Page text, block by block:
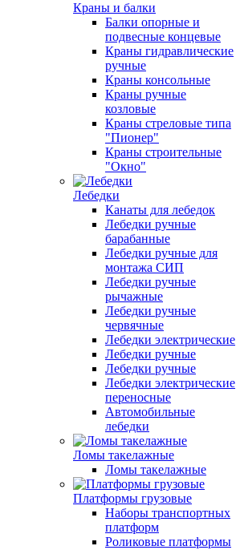
Краны и балки
Балки опорные и
подвесные концевые
Краны гидравлические
ручные
Краны консольные
Краны ручные
козловые
Краны стреловые типа
"Пионер"
Краны строительные
"Окно"
Лебедки
Канаты для лебедок
Лебедки ручные
барабанные
Лебедки ручные для
монтажа СИП
Лебедки ручные
рычажные
Лебедки ручные
червячные
Лебедки электрические
Лебедки ручные
Лебедки ручные
Лебедки электрические
переносные
Автомобильные
лебедки
Ломы такелажные
Ломы такелажные
Платформы грузовые
Наборы транспортных
платформ
Роликовые платформы